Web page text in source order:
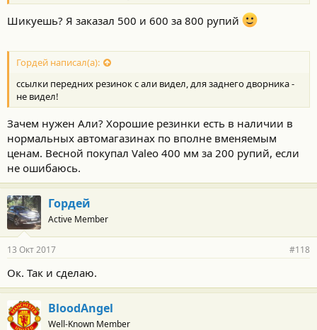
Шикуешь? Я заказал 500 и 600 за 800 рупий
Гордей написал(а):
ссылки передних резинок с али видел, для заднего дворника -
не видел!
Зачем нужен Али? Хорошие резинки есть в наличии в
нормальных автомагазинах по вполне вменяемым
ценам. Весной покупал Valeo 400 мм за 200 рупий, если
не ошибаюсь.
Гордей
Active Member
13 Окт 2017 #118
Ок. Так и сделаю.
BloodAngel
Well-Known Member